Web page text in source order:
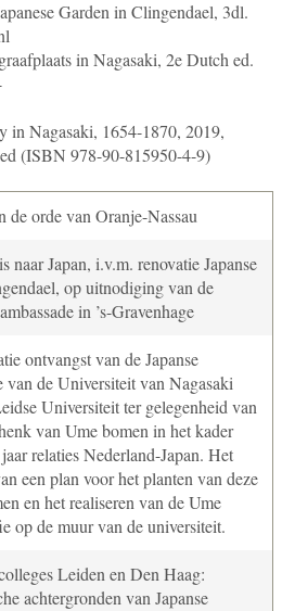
Garden in Clingendael, 3dl.
in Nagasaki, 2e Dutch ed.
in Nagasaki, 1654-1870, 2019,
(ISBN 978-90-815950-4-9)
de orde van Oranje-Nassau
naar Japan, i.v.m. renovatie Japanse
op uitnodiging van de
in ’s-Gravenhage
ontvangst van de Japanse
van de Universiteit van Nagasaki
Universiteit ter gelegenheid van
van Ume bomen in het kader
relaties Nederland-Japan. Het
een plan voor het planten van deze
en het realiseren van de Ume
op de muur van de universiteit.
Leiden en Den Haag:
achtergronden van Japanse